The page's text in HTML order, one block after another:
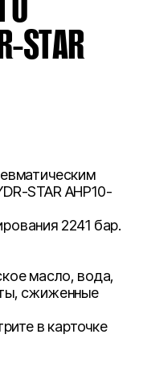
STAR
STAR AHP10-
2241 бар.
масло, вода,
сжиженные
в карточке